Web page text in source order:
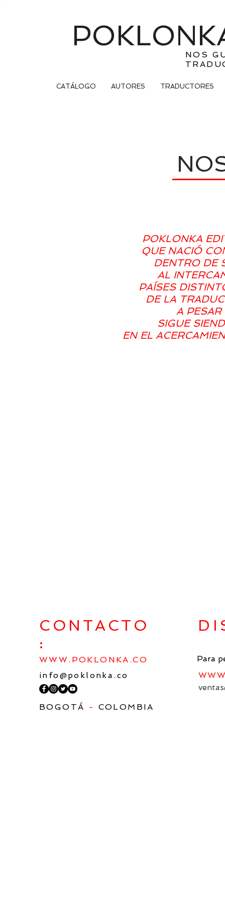
NOS
CATÁLOGO AUTORES TRADUCTORES
POKLONKA
QUE NACIÓ
DENTRO DE
AL
PAÍSES
DE LA
A
SIGUE
EN EL
CONTACTO
:
WWW.POKLONKA.CO
info@poklonka.co
Para
BOGOTÁ - COLOMBIA